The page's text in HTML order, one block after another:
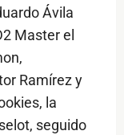
Ávila
Master el
Ramírez y
la
seguido